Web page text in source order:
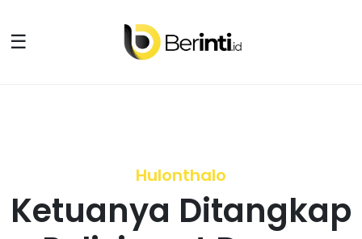
☰
Hulonthalo
Ketuanya Ditangkap